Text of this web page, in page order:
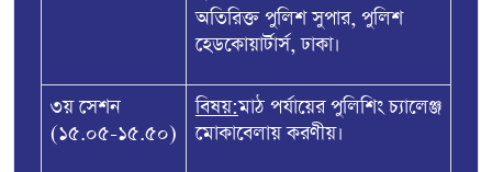
অতিরিক্ত পুলিশ সুপার, পুলিশ
হেডকোয়ার্টার্স, ঢাকা।
৩য় সেশন
(১৫.০৫-১৫.৫০)
বিষয়:মাঠ পর্যায়ের পুলিশিং চ্যালেঞ্জ
মোকাবেলায় করণীয়।